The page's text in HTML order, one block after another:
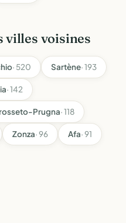
villes voisines
· 520 Sartène· 193
· 142
Prugna· 118
Zonza· 96 Afa· 91